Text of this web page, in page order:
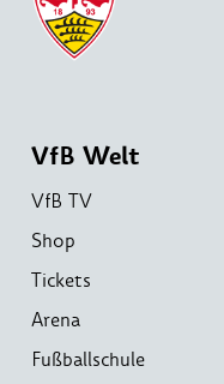
VfB Welt
VfB TV
Shop
Tickets
Arena
Fußballschule